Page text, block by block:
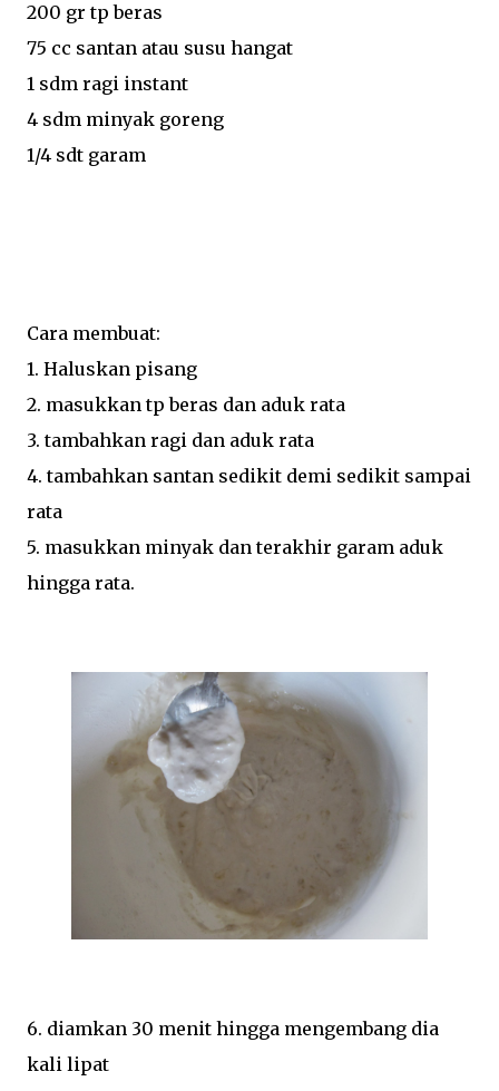
200 gr tp beras
75 cc santan atau susu hangat
1 sdm ragi instant
4 sdm minyak goreng
1/4 sdt garam
Cara membuat:
1. Haluskan pisang
2. masukkan tp beras dan aduk rata
3. tambahkan ragi dan aduk rata
4. tambahkan santan sedikit demi sedikit sampai
rata
5. masukkan minyak dan terakhir garam aduk
hingga rata.
6. diamkan 30 menit hingga mengembang dia
kali lipat